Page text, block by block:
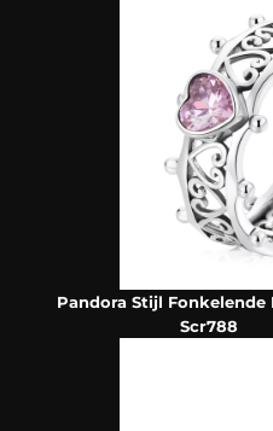
Pandora Stijl Fonkelende
Scr788